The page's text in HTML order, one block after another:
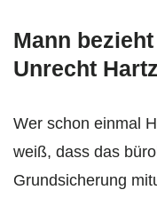
Mann
Unrecht
Wer schon einmal
weiß, dass das
Grundsicherung